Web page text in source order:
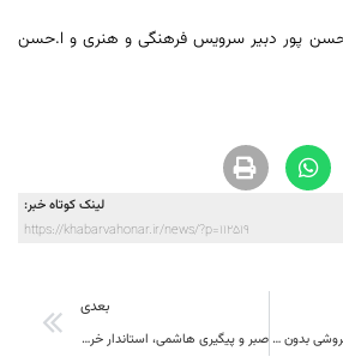
حسن پور دبیر سرویس فرهنگی و هنری و ا.حسن
لینک کوتاه خبر:
https://khabarvahonar.ir/news/?p=112519
برخورد با احتکار و گرانفروشی بدون اغماض ادامه دارد
بعدی
صبر و پیگیری هاشمی، استاندار خراسان جنوبی؛ الگویی برای مدیران استان باشد